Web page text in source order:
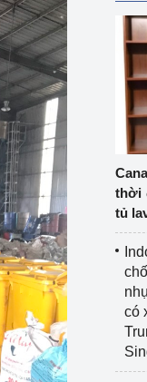
GCN đăng ký, hoạt
thiết bị, dụng cụ điện
trường không có
sửa chữa chai chứa
bồi dưỡng
định kỹ thuật an toàn
lượng
trường
môi trường
trường
thời
tủ
có